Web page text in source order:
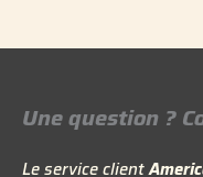
Une question ?
Le service client